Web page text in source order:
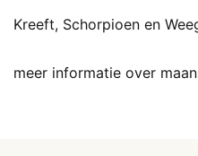
Kreeft, Schorpioen en
meer informatie over